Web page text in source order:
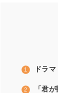
ドラ
「君